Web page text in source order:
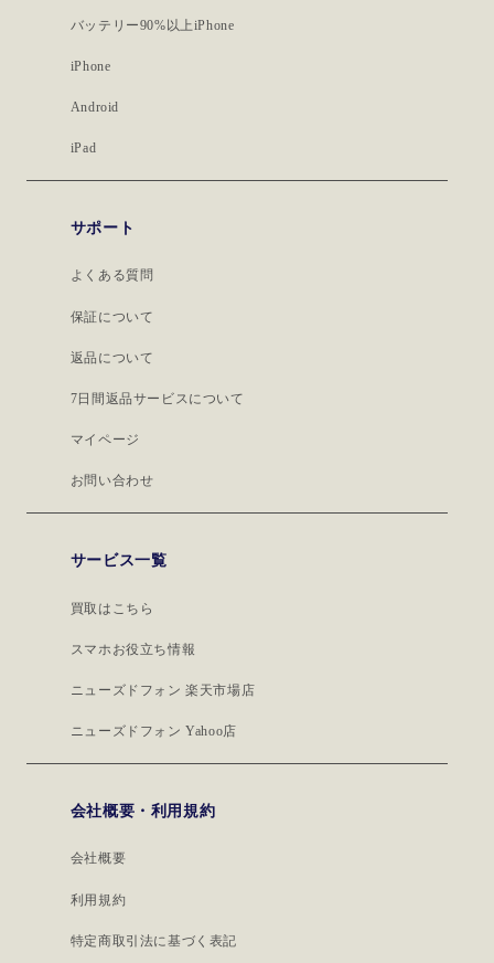
バッテリー90%以上iPhone
iPhone
Android
iPad
サポート
よくある質問
保証について
返品について
7日間返品サービスについて
マイページ
お問い合わせ
サービス一覧
買取はこちら
スマホお役立ち情報
ニューズドフォン 楽天市場店
ニューズドフォン Yahoo店
会社概要・利用規約
会社概要
利用規約
特定商取引法に基づく表記